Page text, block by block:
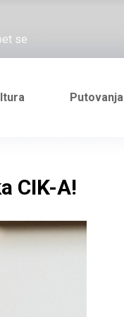
se
je
Putovanja
CIK-A!